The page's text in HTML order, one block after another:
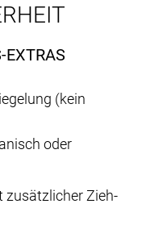
EXTRAS
(kein
oder
zusätzlicher Zieh-